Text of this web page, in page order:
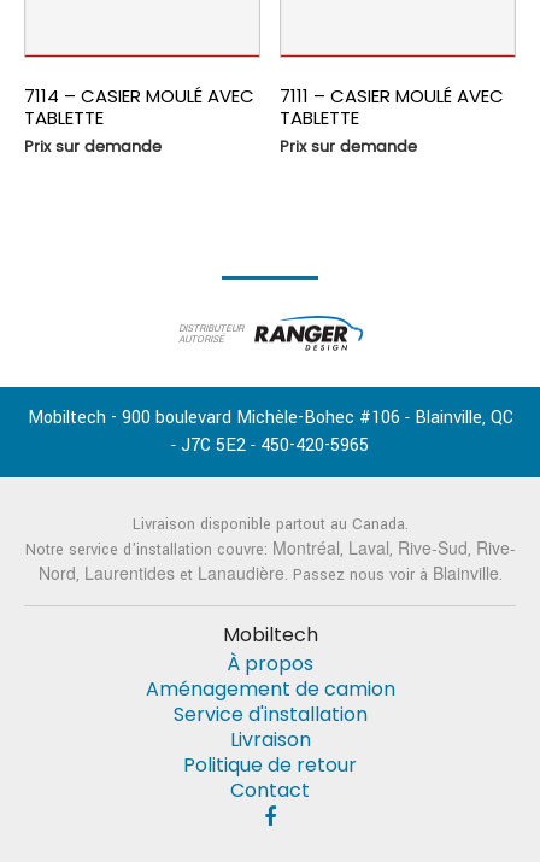
7114 – CASIER MOULÉ AVEC
TABLETTE
Prix sur demande
7111 – CASIER MOULÉ AVEC
TABLETTE
Prix sur demande
DISTRIBUTEUR
AUTORISÉ
Mobiltech - 900 boulevard Michèle-Bohec #106 - Blainville, QC
- J7C 5E2 - 450-420-5965
Livraison disponible partout au Canada.
Notre service d'installation couvre: Montréal, Laval, Rive-Sud, Rive-
Nord, Laurentideset Lanaudière. Passez nous voir à Blainville.
Mobiltech
À propos
Aménagement de camion
Service d'installation
Livraison
Politique de retour
Contact